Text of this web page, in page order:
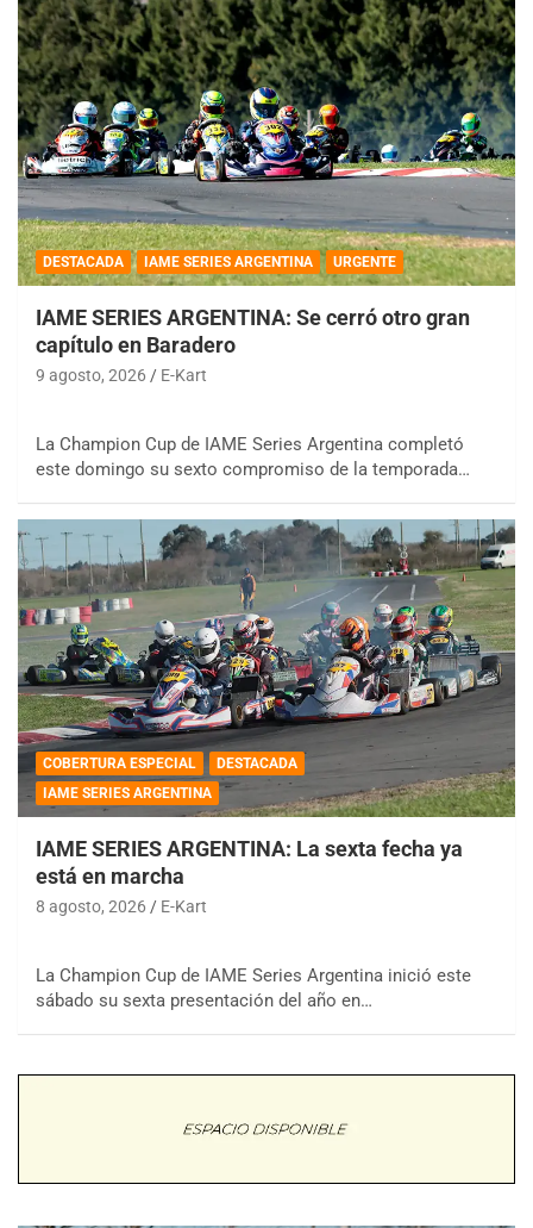
DESTACADA IAME SERIES ARGENTINA URGENTE
IAME SERIES ARGENTINA: Se cerró otro gran
capítulo en Baradero
9 agosto, 2026 E-Kart
La Champion Cup de IAME Series Argentina completó
este domingo su sexto compromiso de la temporada…
COBERTURA ESPECIAL
DESTACADA
IAME SERIES ARGENTINA
IAME SERIES ARGENTINA: La sexta fecha ya
está en marcha
8 agosto, 2026 E-Kart
La Champion Cup de IAME Series Argentina inició este
sábado su sexta presentación del año en…